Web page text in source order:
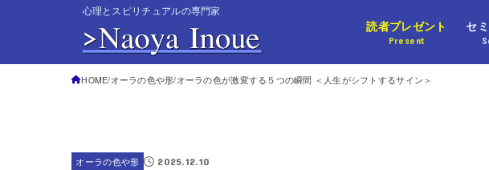
心理とスピリチュアルの専門家
読者プレゼント
Present
セ
HOME オーラの色や形 オーラの色が激変する５つの瞬間 ＜人生がシフトするサイン＞
オーラの色や形 2025.12.10